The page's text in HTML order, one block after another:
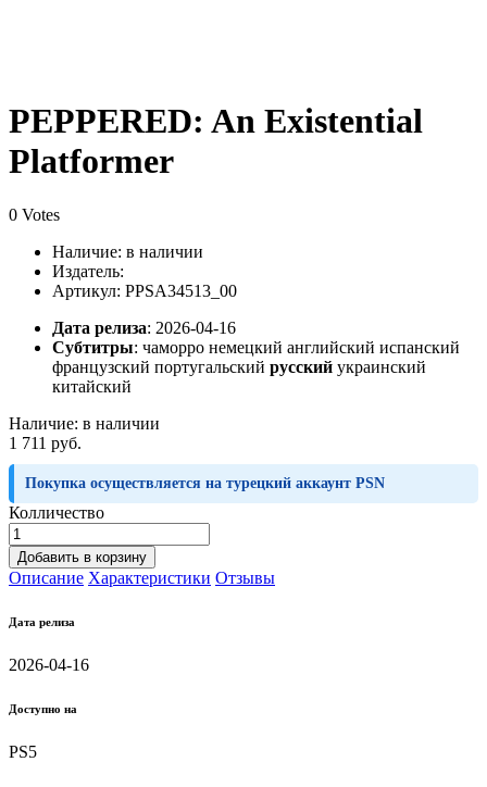
PEPPERED: An Existential
Platformer
0 Votes
Наличие: в наличии
Издатель:
Артикул: PPSA34513_00
Дата релиза: 2026-04-16
Субтитры: чаморро немецкий английский испанский
французский португальский русский украинский
китайский
Наличие: в наличии
1 711 руб.
Покупка осуществляется на турецкий аккаунт PSN
Колличество
Добавить в корзину
Описание Характеристики Отзывы
Дата релиза
2026-04-16
Доступно на
PS5